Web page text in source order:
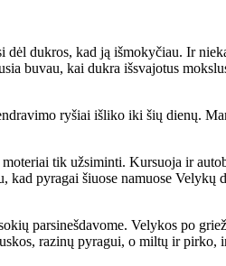
duk­ros, kad ją iš­mo­ky­čiau. Ir
bu­vau, kai duk­ra iš­sva­jo­tus
ry­šiai iš­li­ko iki šių die­nų.
tik už­si­min­ti. Kur­suo­ja ir
py­ra­gai šiuo­se na­muo­se
par­si­neš­da­vo­me. Ve­ly­kos po
ra­zi­nų py­ra­gui, o mil­tų ir